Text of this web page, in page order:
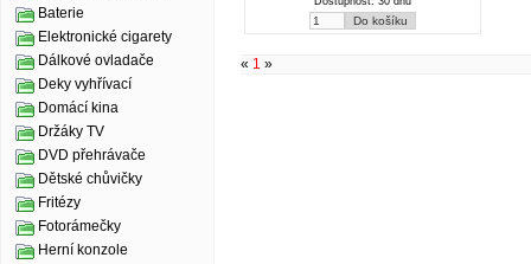
Baterie
Elektronické cigarety
Dálkové ovladače
Deky vyhřívací
Domácí kina
Držáky TV
DVD přehrávače
Dětské chůvičky
Fritézy
Fotorámečky
Herní konzole
« 1 »